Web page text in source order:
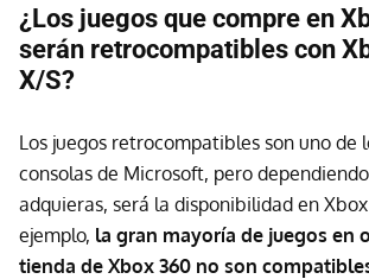
¿Los juegos que compre en
serán retrocompatibles con
X/S?
Los juegos retrocompatibles son uno de
consolas de Microsoft, pero
adquieras, será la disponibilidad en
ejemplo, la gran mayoría de juegos en
tienda de Xbox 360 no son